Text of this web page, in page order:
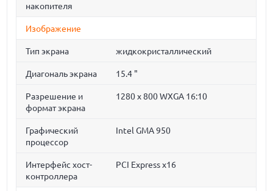
накопителя
Изображение
Тип экрана жидкокристаллический
Диагональ экрана 15.4 "
Разрешение и
формат экрана
1280 x 800 WXGA 16:10
Графический
процессор
Intel GMA 950
Интерфейс хост-
контроллера
PCI Express x16